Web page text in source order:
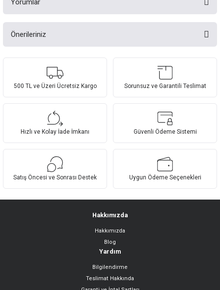
Yorumlar
Önerileriniz
Bu ürünün fiyat bilgisi, resim, ürün açıklamalarında ve diğer konularda
yetersiz gördüğünüz noktaları öneri formunu kullanarak tarafımıza
Görüş ve önerileriniz için teşekkür ederiz.
Ürün resmi kalitesiz, bozuk veya görüntülenemiyor.
Ürün açıklamasında eksik bilgiler bulunuyor.
Bu ürüne benzer farklı alternatifler olmalı.
Gönder
500 TL ve Üzeri Ücretsiz Kargo Sorunsuz ve Garantili Teslimat
Hızlı ve Kolay İade İmkanı Güvenli Ödeme Sistemi
Satış Öncesi ve Sonrası Destek Uygun Ödeme Seçenekleri
Hakkımızda
Hakkımızda
Blog
Yardım
Bilgilendirme
Teslimat Hakkında